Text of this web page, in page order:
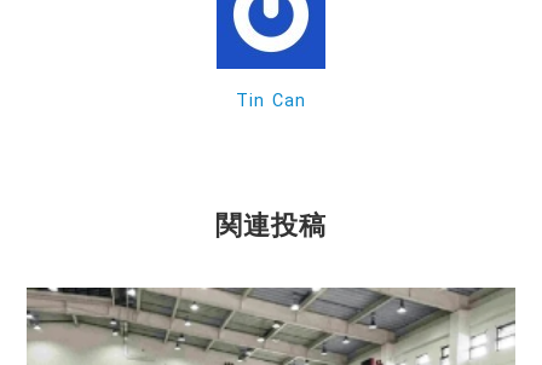
Tin Can
関連投稿